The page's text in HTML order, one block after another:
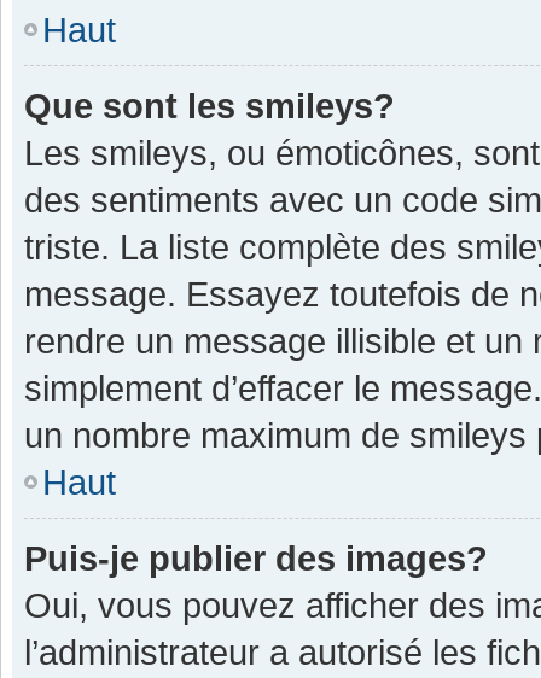
Haut
Que sont les smileys?
Les smileys, ou émoticônes,
des sentiments avec un code
triste. La liste complète des
message. Essayez toutefois de
rendre un message illisible et
simplement d’effacer le
un nombre maximum de smileys
Haut
Puis-je publier des images?
Oui, vous pouvez afficher des
l’administrateur a autorisé les